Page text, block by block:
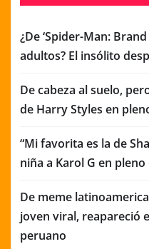
¿De ‘Spider-Man:
adultos? El insólito
De cabeza al suelo,
de Harry Styles en
“Mi favorita es la de
niña a Karol G en
De meme
joven viral, reapareció
peruano